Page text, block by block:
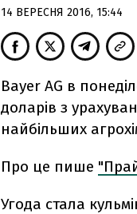
14 ВЕРЕСНЯ 2016, 15:44
Bayer AG в
доларів з
найбільших
Про це пише
Угода стала